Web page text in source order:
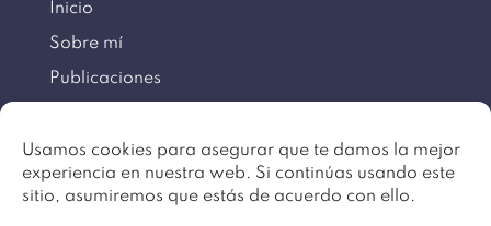
Usamos cookies para asegurar que te damos la mejor
experiencia en nuestra web. Si continúas usando este
sitio, asumiremos que estás de acuerdo con ello.
Inicio
Sobre mí
Publicaciones
Información
Aviso legal